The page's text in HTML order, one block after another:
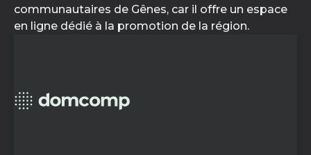
communautaires de Gênes, car il offre un espace
en ligne dédié à la promotion de la région.